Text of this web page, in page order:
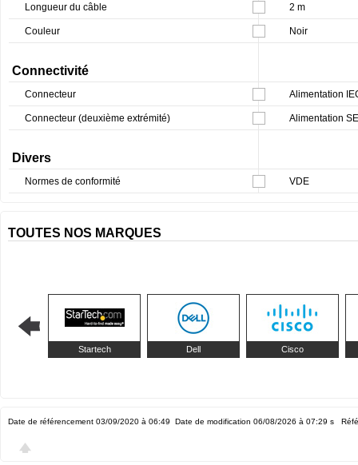
Longueur du câble 2 m
Couleur Noir
Connectivité
Connecteur Alimentation
Connecteur (deuxième extrémité) Alimentation
Divers
Normes de conformité VDE
TOUTES NOS MARQUES
Startech Dell Cisco
Date de référencement 03/09/2020 à 06:49 Date de modification 06/08/2026 à 07:29 s